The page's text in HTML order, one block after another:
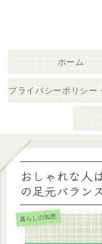
ホーム
おしゃれな人
の足元バラン
暮らしの知恵